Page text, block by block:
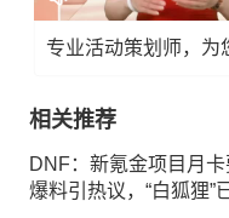
专业活动策划师，为
相关推荐
DNF：新氪金项目月卡
爆料引热议，“白狐狸”